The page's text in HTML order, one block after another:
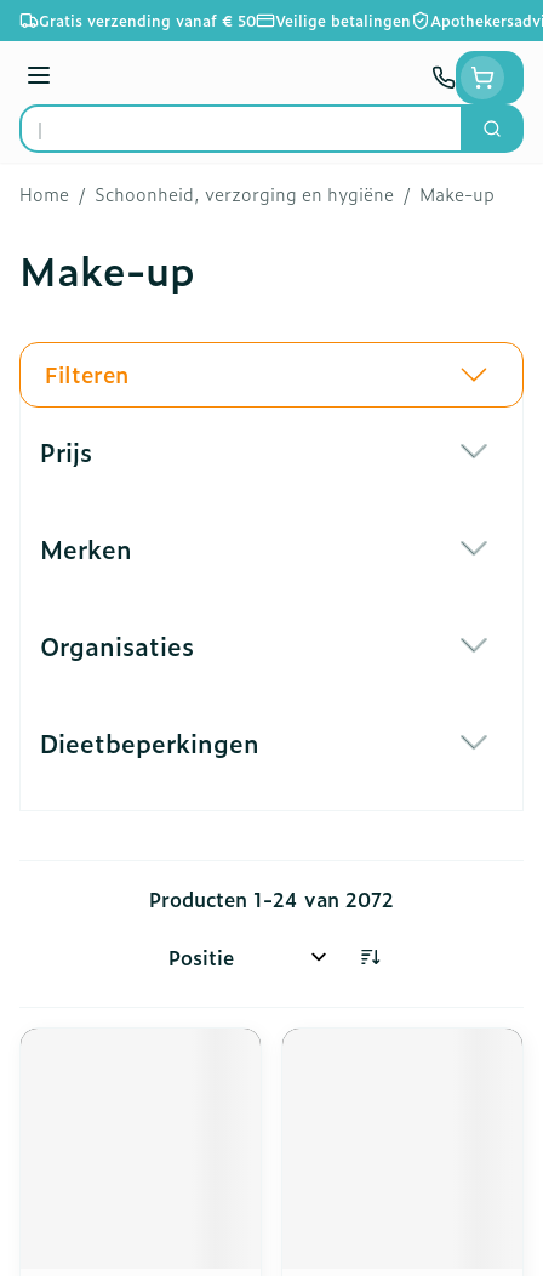
Ga naar de inhoud
Gratis verzending vanaf € 50 Veilige betalingen
Menu
Product, merk, categorie...
Zoek
Home / Schoonheid, verzorging en hygiëne / Make-up
Make-up
Filteren
Prijs
Merken
Organisaties
Dieetbeperkingen
Producten 1-24 van 2072
Sorteer op: